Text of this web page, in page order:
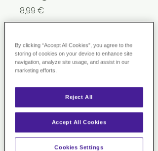
8,99 €
TVA Incluse
Rupture de stock
sensibles, sèches,
Particulièrement conseillé pour
les bébés et enfants ayant des
By clicking “Accept All Cookies”, you agree to the
storing of cookies on your device to enhance site
navigation, analyze site usage, and assist in our
marketing efforts.
Reject All
Accept All Cookies
Cookies Settings